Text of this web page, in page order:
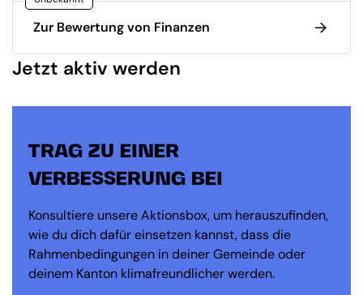
Zur Bewertung von Finanzen
Jetzt aktiv werden
TRAG ZU EINER
VERBESSERUNG BEI
Konsultiere unsere Aktionsbox, um herauszufinden,
wie du dich dafür einsetzen kannst, dass die
Rahmenbedingungen in deiner Gemeinde oder
deinem Kanton klimafreundlicher werden.